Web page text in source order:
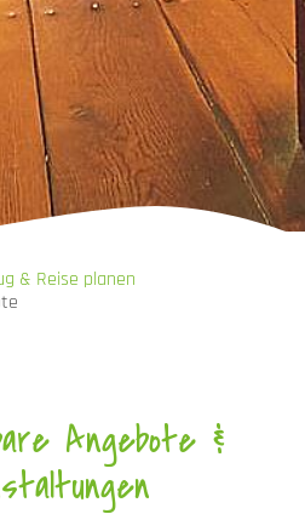
& Reise planen
Angebote &